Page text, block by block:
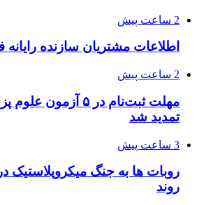
2 ساعت پیش
اطلاعات مشتریان سازنده
2 ساعت پیش
مهلت ثبت‌نام در ۵
تمدید شد
3 ساعت پیش
روبات ها به جنگ
روند